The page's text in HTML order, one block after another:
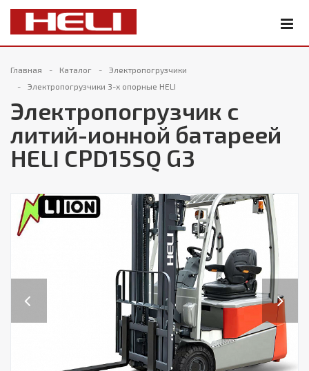
Главная Каталог
Электропогрузчики
Электропогрузчики 3-х опорные HELI
Электропогрузчик с
литий-ионной батареей
HELI CPD15SQ G3